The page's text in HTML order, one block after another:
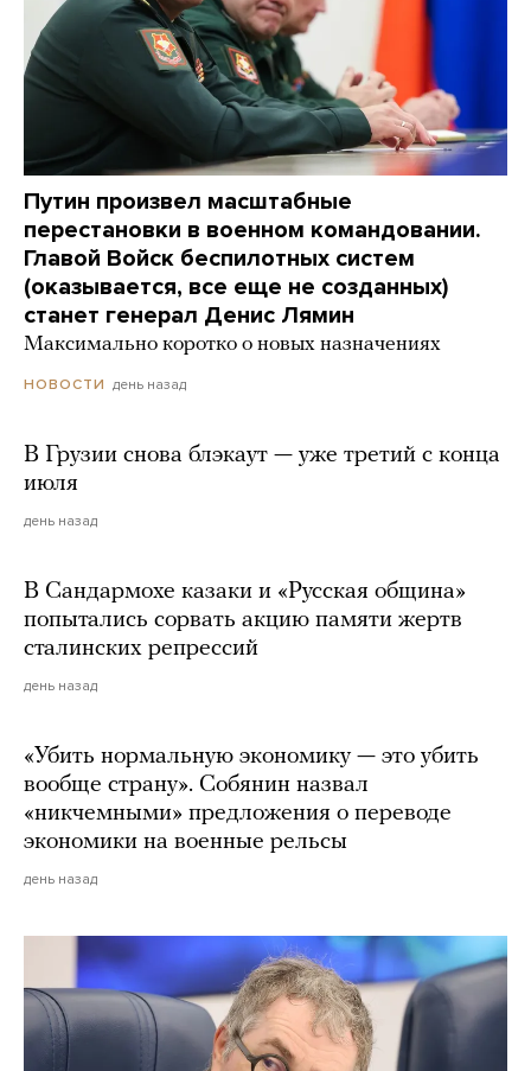
Путин произвел масштабные
перестановки в военном командовании.
Главой Войск беспилотных систем
(оказывается, все еще не созданных)
станет генерал Денис Лямин
Максимально коротко о новых назначениях
НОВОСТИ день назад
В Грузии снова блэкаут — уже третий с конца
июля
день назад
В Сандармохе казаки и «Русская община»
попытались сорвать акцию памяти жертв
сталинских репрессий
день назад
«Убить нормальную экономику — это убить
вообще страну». Собянин назвал
«никчемными» предложения о переводе
экономики на военные рельсы
день назад